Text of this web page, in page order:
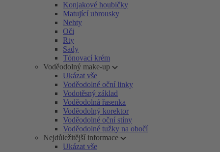
Konjakové houbičky
Matující ubrousky
Nehty
Oči
Rty
Sady
Tónovací krém
Voděodolný make-up
Ukázat vše
Voděodolné oční linky
Vodotěsný základ
Voděodolná řasenka
Voděodolný korektor
Voděodolné oční stíny
Voděodolné tužky na obočí
Nejdůležitější informace
Ukázat vše